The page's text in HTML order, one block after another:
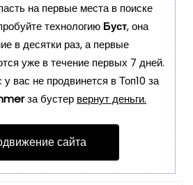
на первые места в поиске
технологию Буст, она
в десятки раз, а первые
уже в течение первых 7 дней.
вас не продвинется в Топ10 за
за бустер вернут деньги.
сайта